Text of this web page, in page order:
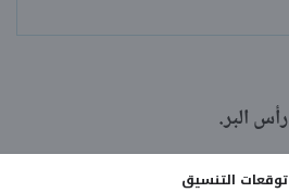
توقعات التنسيق